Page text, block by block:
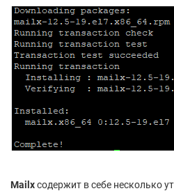
Mailxсодержит в себе несколько